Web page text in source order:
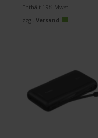
Preis
war:
Enthält 19% Mwst.
zzgl. Versand